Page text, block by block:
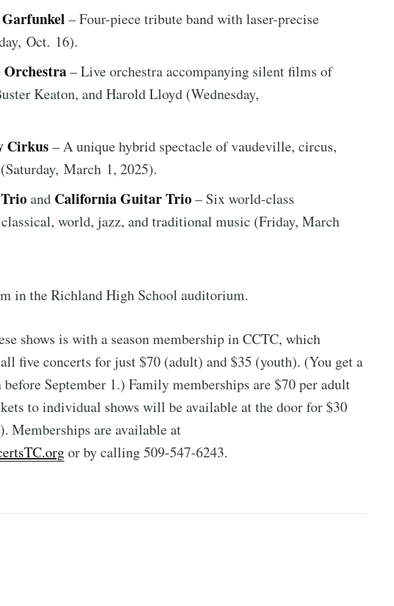
– Four-piece tribute band with laser-precise
Oct. 16).
Orchestra– Live orchestra accompanying silent films of
Keaton, and Harold Lloyd (Wednesday,
Cirkus– A unique hybrid spectacle of vaudeville, circus,
March 1, 2025).
and California Guitar Trio– Six world-class
world, jazz, and traditional music (Friday, March
in the Richland High School auditorium.
shows is with a season membership in CCTC, which
five concerts for just $70 (adult) and $35 (youth). (You get a
September 1.) Family memberships are $70 per adult
to individual shows will be available at the door for $30
Memberships are available at
or by calling 509-547-6243.
to Tumbleweird
Get all the latest & greatest posts delivered